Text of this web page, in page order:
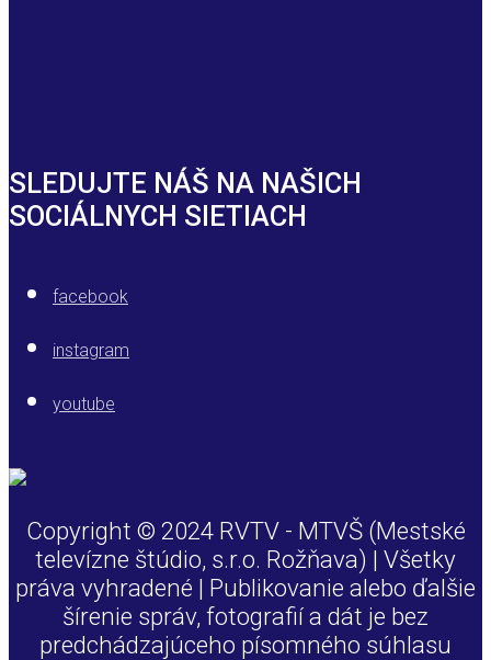
SLEDUJTE NÁŠ NA NAŠICH
SOCIÁLNYCH SIETIACH
facebook
instagram
youtube
Copyright © 2024 RVTV - MTVŠ (Mestské
televízne štúdio, s.r.o. Rožňava) | Všetky
práva vyhradené | Publikovanie alebo ďalšie
šírenie správ, fotografií a dát je bez
predchádzajúceho písomného súhlasu